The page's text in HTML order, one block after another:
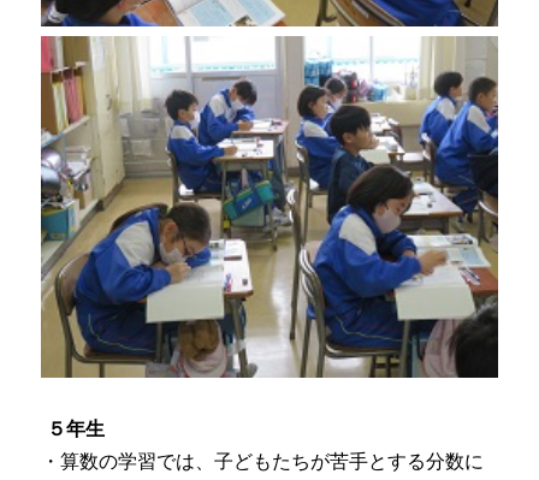
５年生
・算数の学習では、子どもたちが苦手とする分数に